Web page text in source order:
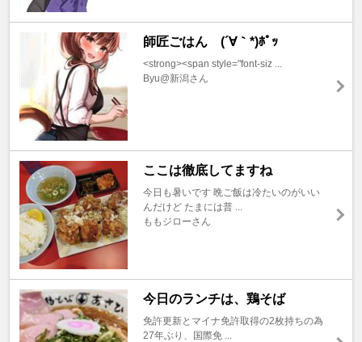
師匠ごはん (´∀｀*)ﾎﾟｯ
<strong><span style="font-siz ...
Byu@新潟さん
ここは徹底してますね
今日も暑いです 晩ご飯は冷たいのがいい
んだけど たまには普 ...
ももジローさん
今日のランチは、鶏そば
免許更新とマイナ免許取得の2枚持ちの為
27年ぶり、国際免 ...